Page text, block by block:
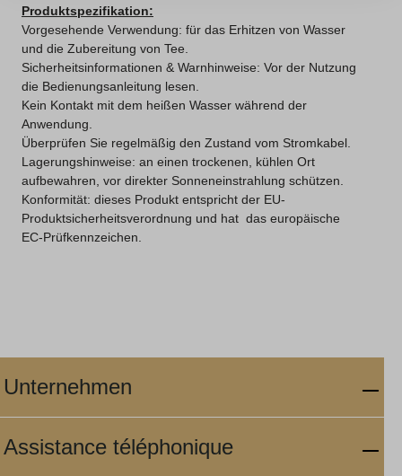
Produktspezifikation:
Vorgesehende Verwendung: für das Erhitzen von Wasser
und die Zubereitung von Tee.
Sicherheitsinformationen & Warnhinweise: Vor der Nutzung
die Bedienungsanleitung lesen.
Kein Kontakt mit dem heißen Wasser während der
Anwendung.
Überprüfen Sie regelmäßig den Zustand vom Stromkabel.
Lagerungshinweise: an einen trockenen, kühlen Ort
aufbewahren, vor direkter Sonneneinstrahlung schützen.
Konformität: dieses Produkt entspricht der EU-
Produktsicherheitsverordnung und hat das europäische
EC-Prüfkennzeichen.
Unternehmen
Assistance téléphonique